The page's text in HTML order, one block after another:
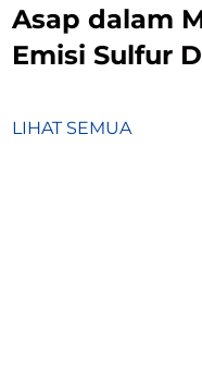
Asap dalam
Emisi Sulfur
LIHAT SEMUA